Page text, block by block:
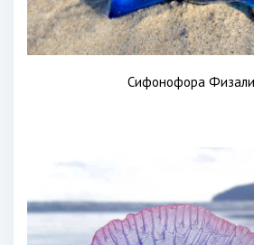
Сифонофора